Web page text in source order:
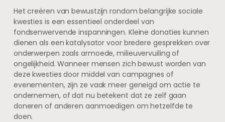
Het creëren van bewustzijn rondom belangrijke sociale
kwesties is een essentieel onderdeel van
fondsenwervende inspanningen. Kleine donaties kunnen
dienen als een katalysator voor bredere gesprekken over
onderwerpen zoals armoede, milieuvervuiling of
ongelijkheid. Wanneer mensen zich bewust worden van
deze kwesties door middel van campagnes of
evenementen, zijn ze vaak meer geneigd om actie te
ondernemen, of dat nu betekent dat ze zelf gaan
doneren of anderen aanmoedigen om hetzelfde te
doen.